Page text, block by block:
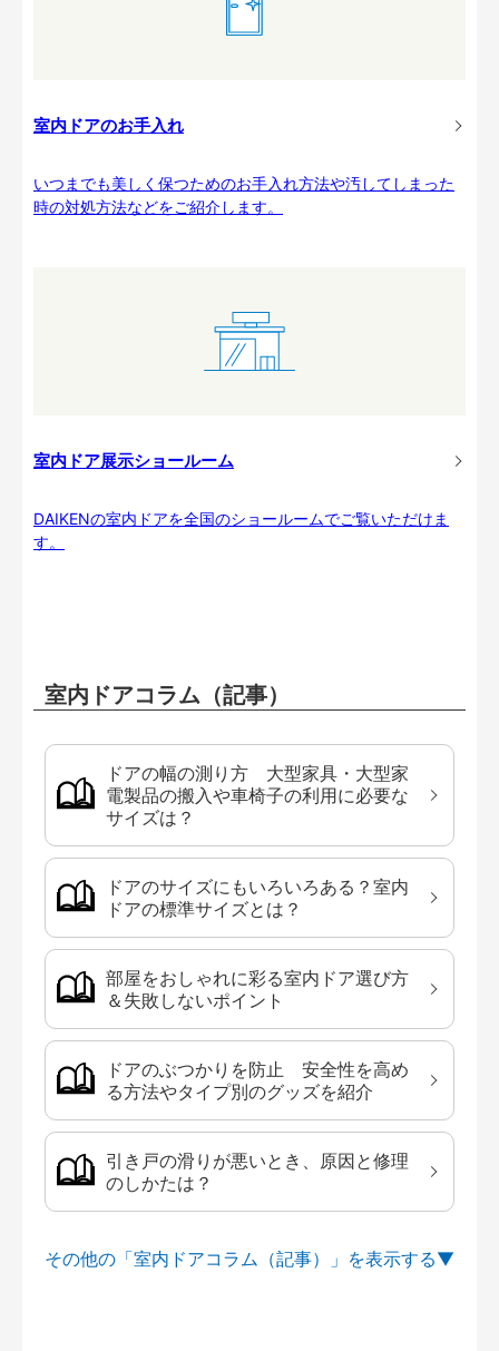
室内ドアのお手入れ
いつまでも美しく保つためのお手入れ方法や汚してしまった
時の対処方法などをご紹介します。
室内ドア展示ショールーム
DAIKENの室内ドアを全国のショールームでご覧いただけま
す。
室内ドアコラム（記事）
ドアの幅の測り方 大型家具・大型家
電製品の搬入や車椅子の利用に必要な
サイズは？
ドアのサイズにもいろいろある？室内
ドアの標準サイズとは？
部屋をおしゃれに彩る室内ドア選び方
＆失敗しないポイント
ドアのぶつかりを防止 安全性を高め
る方法やタイプ別のグッズを紹介
引き戸の滑りが悪いとき、原因と修理
のしかたは？
その他の「室内ドアコラム（記事）」を